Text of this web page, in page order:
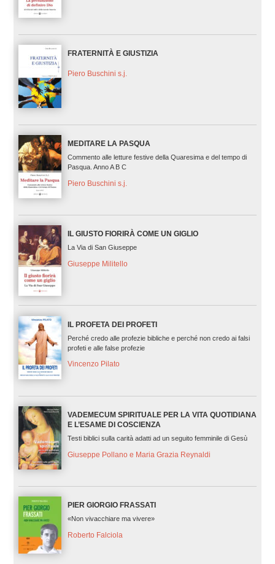
FRATERNITÀ E GIUSTIZIA
Piero Buschini s.j.
MEDITARE LA PASQUA
Commento alle letture festive della Quaresima e del tempo di
Pasqua. Anno A B C
Piero Buschini s.j.
IL GIUSTO FIORIRÀ COME UN GIGLIO
La Via di San Giuseppe
Giuseppe Militello
IL PROFETA DEI PROFETI
Perché credo alle profezie bibliche e perché non credo ai falsi
profeti e alle false profezie
Vincenzo Pilato
VADEMECUM SPIRITUALE PER LA VITA QUOTIDIANA
E L’ESAME DI COSCIENZA
Testi biblici sulla carità adatti ad un seguito femminile di Gesù
Giuseppe Pollano e Maria Grazia Reynaldi
PIER GIORGIO FRASSATI
«Non vivacchiare ma vivere»
Roberto Falciola